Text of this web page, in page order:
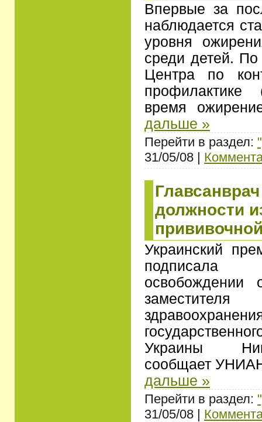
Впервые за
наблюдается
уровня
среди детей.
Центра по
время
дальше »
Перейти в раздел:
31/05/08 |
должности
Украинский
подписала
освобождении
Украины
сообщает
дальше »
Перейти в раздел:
31/05/08 |